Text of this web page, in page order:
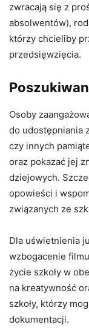
zwracają się z
absolwentów),
którzy chcieliby
przedsięwzięcia.
Osoby
do udostępniania
czy innych
oraz pokazać jej
dziejowych.
opowieści i
związanych ze
Dla uświetnienia
wzbogacenie
życie szkoły w
na kreatywność
szkoły, którzy
dokumentacji.